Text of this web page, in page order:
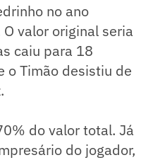
no ano
valor original seria
caiu para 18
o Timão desistiu de
do valor total. Já
do jogador,